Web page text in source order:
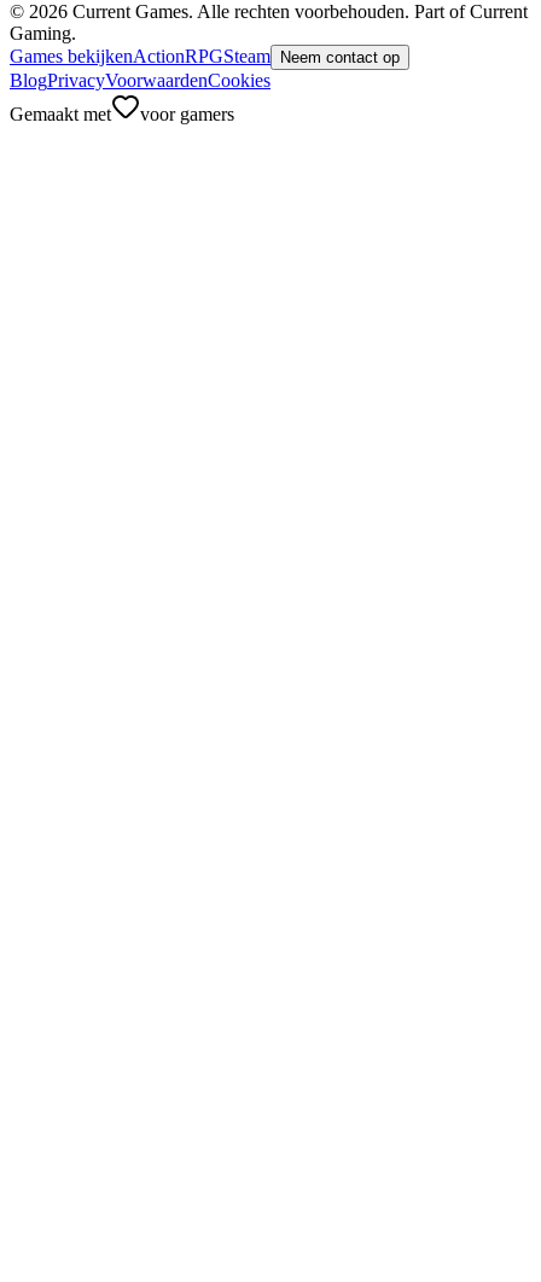
© 2026 Current Games. Alle rechten voorbehouden. Part of Current
Gaming.
Games bekijkenActionRPGSteam Neem contact op
BlogPrivacyVoorwaardenCookies
Gemaakt met
voor gamers